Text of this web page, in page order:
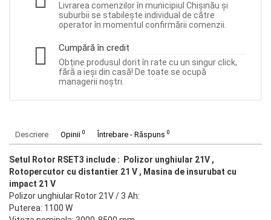
Livrarea comenzilor în municipiul Chișinău și
suburbii se stabilește individual de către
operator în momentul confirmării comenzii.
Cumpără în credit
Obține produsul dorit în rate cu un singur click,
fără a ieși din casă! De toate se ocupă
managerii noștri.
Descriere Opinii 0 Întrebare - Răspuns 0
Setul Rotor RSET3 include : Polizor unghiular 21V ,
Rotopercutor cu distantier 21 V , Masina de insurubat cu
impact 21 V
Polizor unghiular Rotor 21V / 3 Ah:
Puterea: 1100 W